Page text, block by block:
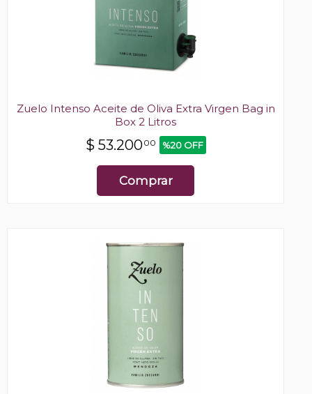
Zuelo Intenso Aceite de Oliva Extra Virgen Bag in
Box 2 Litros
$ 53.20000 %20 OFF
Comprar